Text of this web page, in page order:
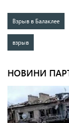
Взрыв в Балаклее
взрыв